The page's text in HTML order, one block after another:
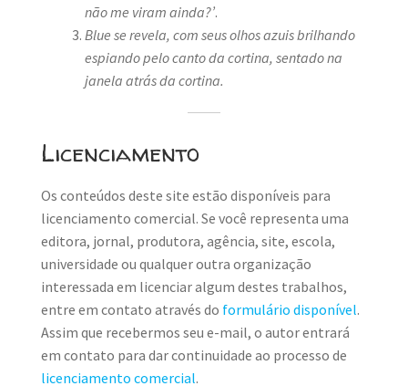
não me viram ainda?’.
Blue se revela, com seus olhos azuis brilhando
espiando pelo canto da cortina, sentado na
janela atrás da cortina.
Licenciamento
Os conteúdos deste site estão disponíveis para
licenciamento comercial. Se você representa uma
editora, jornal, produtora, agência, site, escola,
universidade ou qualquer outra organização
interessada em licenciar algum destes trabalhos,
entre em contato através do formulário disponível.
Assim que recebermos seu e-mail, o autor entrará
em contato para dar continuidade ao processo de
licenciamento comercial.